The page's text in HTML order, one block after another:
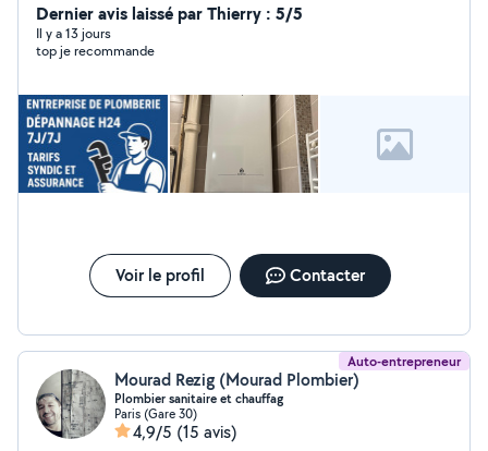
absolue. Honnête et professionnel Mes tarifs sont
transparents et plus que correct pour une qualité
irréprochable. Factures et garantie pour tous mes
Dernier avis laissé par Thierry : 5/5
Il y a 13 jours
top je recommande
Voir le profil Contacter
Auto-entrepreneur
Mourad Rezig (Mourad Plombier)
Plombier sanitaire et chauffag
Paris (Gare 30)
4,9/5 (15 avis)